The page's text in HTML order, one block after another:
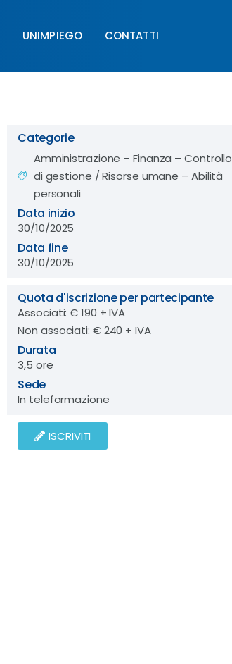
UNIMPIEGO CONTATTI
Categorie
Amministrazione – Finanza – Controllo
di gestione /Risorse umane – Abilità
personali
Data inizio
30/10/2025
Data fine
30/10/2025
Quota d'iscrizione per partecipante
Associati: € 190 + IVA
Non associati: € 240 + IVA
Durata
3,5 ore
Sede
In teleformazione
ISCRIVITI